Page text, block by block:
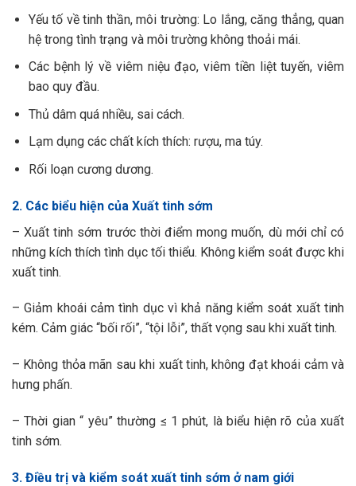
Yếu tố về tinh thần, môi trường: Lo lắng, căng thẳng, quan
hệ trong tình trạng và môi trường không thoải mái.
Các bệnh lý về viêm niệu đạo, viêm tiền liệt tuyến, viêm
bao quy đầu.
Thủ dâm quá nhiều, sai cách.
Lạm dụng các chất kích thích: rượu, ma túy.
Rối loạn cương dương.
2. Các biểu hiện của Xuất tinh sớm
– Xuất tinh sớm trước thời điểm mong muốn, dù mới chỉ có
những kích thích tình dục tối thiểu. Không kiểm soát được khi
xuất tinh.
– Giảm khoái cảm tình dục vì khả năng kiểm soát xuất tinh
kém. Cảm giác “bối rối”, “tội lỗi”, thất vọng sau khi xuất tinh.
– Không thỏa mãn sau khi xuất tinh, không đạt khoái cảm và
hưng phấn.
– Thời gian “ yêu” thường ≤ 1 phút, là biểu hiện rõ của xuất
tinh sớm.
3. Điều trị và kiểm soát xuất tinh sớm ở nam giới